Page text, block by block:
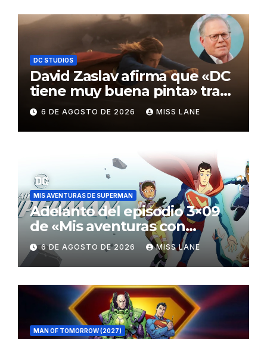
DC STUDIOS
David Zaslav afirma que «DC
tiene muy buena pinta» tras
el fracaso de «Supergirl»
6 DE AGOSTO DE 2026 MISS LANE
MIS AVENTURAS DE SUPERMAN
Adelanto del episodio 3×09
de «Mis aventuras con
Superman»
6 DE AGOSTO DE 2026 MISS LANE
MAN OF TOMORROW (2027)